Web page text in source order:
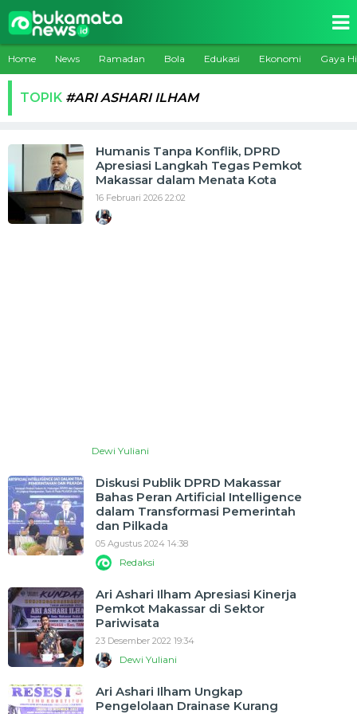
Home News Ramadan Bola Edukasi Ekonomi Gaya
TOPIK #ARI ASHARI ILHAM
Humanis Tanpa Konflik, DPRD
Apresiasi Langkah Tegas Pemkot
Makassar dalam Menata Kota
16 Februari 2026 22:02
Dewi Yuliani
Diskusi Publik DPRD Makassar
Bahas Peran Artificial Intelligence
dalam Transformasi Pemerintah
dan Pilkada
05 Agustus 2024 14:38
Redaksi
Ari Ashari Ilham Apresiasi Kinerja
Pemkot Makassar di Sektor
Pariwisata
23 Desember 2022 19:34
Dewi Yuliani
Ari Ashari Ilham Ungkap
Pengelolaan Drainase Kurang